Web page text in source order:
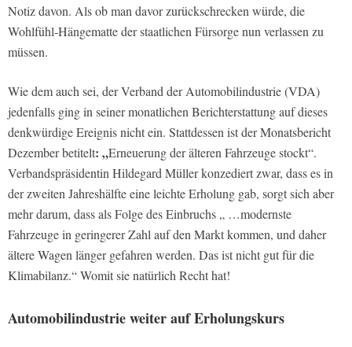
Notiz davon. Als ob man davor zurückschrecken würde, die
Wohlfühl-Hängematte der staatlichen Fürsorge nun verlassen zu
müssen.
Wie dem auch sei, der Verband der Automobilindustrie (VDA)
jedenfalls ging in seiner monatlichen Berichterstattung auf dieses
denkwürdige Ereignis nicht ein. Stattdessen ist der Monatsbericht
Dezember betitelt: „Erneuerung der älteren Fahrzeuge stockt“.
Verbandspräsidentin Hildegard Müller konzediert zwar, dass es in
der zweiten Jahreshälfte eine leichte Erholung gab, sorgt sich aber
mehr darum, dass als Folge des Einbruchs „ …modernste
Fahrzeuge in geringerer Zahl auf den Markt kommen, und daher
ältere Wagen länger gefahren werden. Das ist nicht gut für die
Klimabilanz.“ Womit sie natürlich Recht hat!
Automobilindustrie weiter auf Erholungskurs